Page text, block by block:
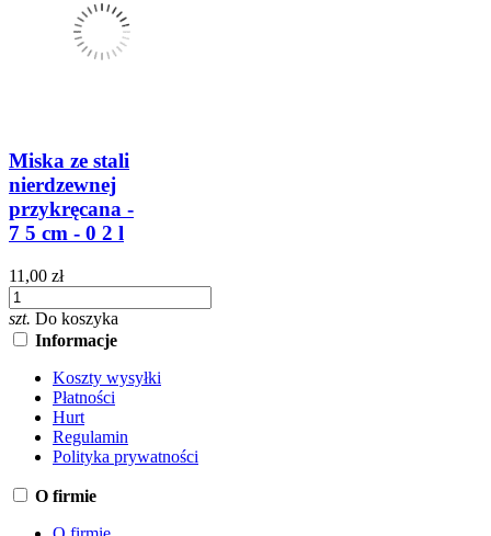
Miska ze stali
nierdzewnej
przykręcana -
7 5 cm - 0 2 l
11,00 zł
szt. Do koszyka
Informacje
Koszty wysyłki
Płatności
Hurt
Regulamin
Polityka prywatności
O firmie